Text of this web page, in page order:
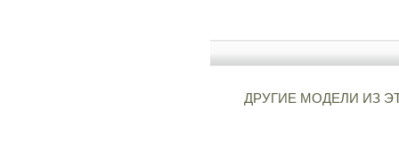
ДРУГИЕ МОДЕЛИ ИЗ